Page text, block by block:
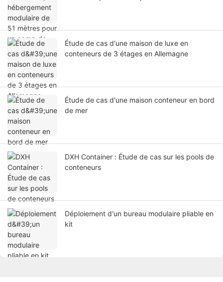
Étude de cas d'une maison de luxe en
conteneurs de 3 étages en Allemagne
Étude de cas d'une maison conteneur en bord
de mer
DXH Container : Étude de cas sur les pools de
conteneurs
Déploiement d'un bureau modulaire pliable en
kit